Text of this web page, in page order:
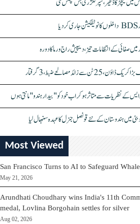
کیچڑ کا ڈھیر، سپر لگژری بس پھنس گئی
صفائی کے انتظامات تیز، دیپیش راج ورما کا دورہ
زائد مصالحے ضبط، 3 گرفتار
ایس کے نظریات سے متاثر ہو کر اب خود کو "بیدار ہندو" مانتی ہوں
میں ہندوستان کے نئے قونصل جنرل کا عہدہ سنبھال لیا
Most Viewed
San Francisco Turns to AI to Safeguard
May 21, 2026
Arundhati Choudhary wins India's 11th
medal, Lovlina Borgohain settles for silver
Aug 02, 2026